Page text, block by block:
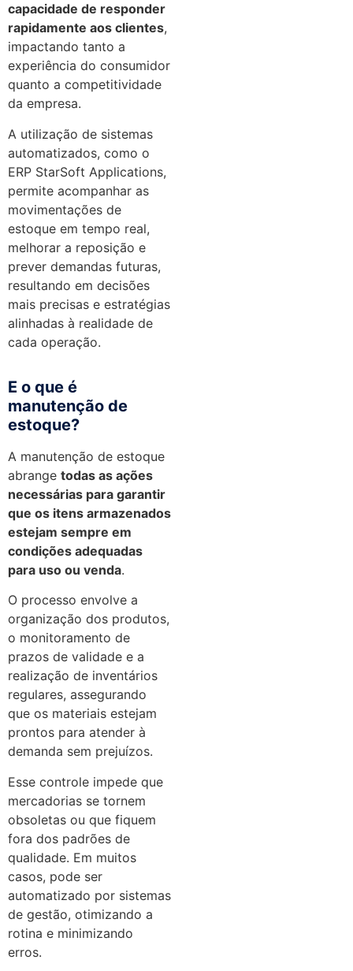
capacidade de responder
rapidamente aos clientes,
impactando tanto a
experiência do consumidor
quanto a competitividade
da empresa.
A utilização de sistemas
automatizados, como o
ERP StarSoft Applications,
permite acompanhar as
movimentações de
estoque em tempo real,
melhorar a reposição e
prever demandas futuras,
resultando em decisões
mais precisas e estratégias
alinhadas à realidade de
cada operação.
E o que é
manutenção de
estoque?
A manutenção de estoque
abrange todas as ações
necessárias para garantir
que os itens armazenados
estejam sempre em
condições adequadas
para uso ou venda.
O processo envolve a
organização dos produtos,
o monitoramento de
prazos de validade e a
realização de inventários
regulares, assegurando
que os materiais estejam
prontos para atender à
demanda sem prejuízos.
Esse controle impede que
mercadorias se tornem
obsoletas ou que fiquem
fora dos padrões de
qualidade. Em muitos
casos, pode ser
automatizado por sistemas
de gestão, otimizando a
rotina e minimizando
erros.